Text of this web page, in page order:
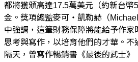
都將獲頒高達17.5萬美元（約新台幣
金。獎項總監麥可・凱勒赫（
中強調，這筆財務保障將能給予作家
思考與寫作，以培育他們的才華。不
隔天，曾寫作暢銷書《最後的武士